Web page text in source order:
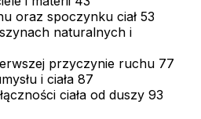
oraz spoczynku ciał 53
naturalnych i
przyczynie ruchu 77
i ciała 87
ciała od duszy 93